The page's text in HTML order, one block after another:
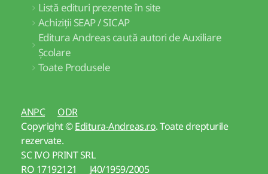
Listă edituri prezente în site
Achiziții SEAP / SICAP
Editura Andreas caută autori de Auxiliare
Școlare
Toate Produsele
ANPC
ODR
Copyright ©Editura-Andreas.ro. Toate drepturile
rezervate.
SC IVO PRINT SRL
RO 17192121 J40/1959/2005